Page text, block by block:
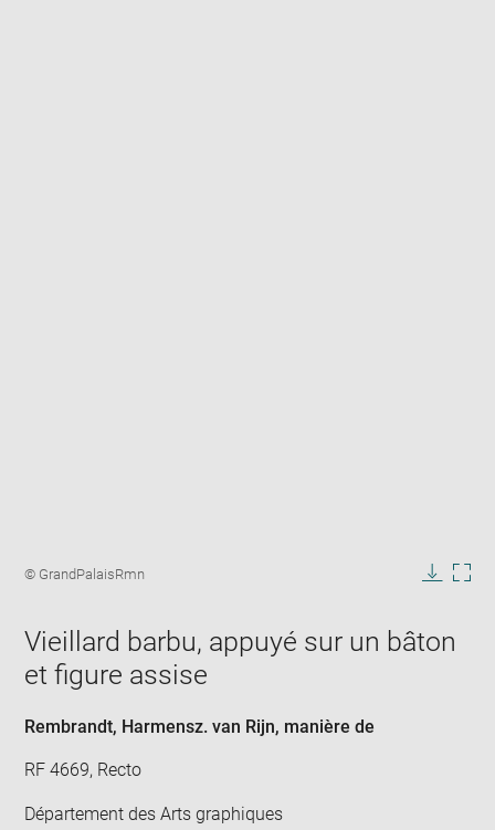
window
Image
© GrandPalaisRmn
Vieillard barbu, appuyé sur un bâton
et figure assise
Rembrandt, Harmensz. van Rijn, manière de
RF 4669, Recto
Département des Arts graphiques